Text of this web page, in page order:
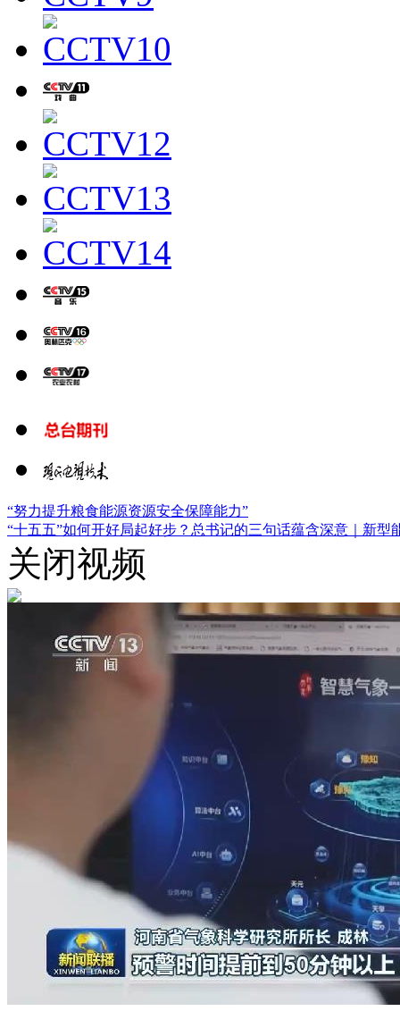
“努力提升粮食能源资源安全保障能力”
“十五五”如何开好局起好步？总书记的三句话蕴含深意｜ 新型
关闭视频